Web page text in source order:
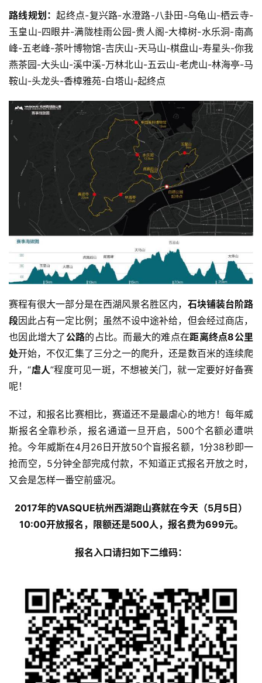
路线规划：起终点-复兴路-水澄路-八卦田-乌龟山-栖云寺-
玉皇山-四眼井-满陇桂雨公园-贵人阁-大樟树-水乐洞-南高
峰-五老峰-茶叶博物馆-吉庆山-天马山-棋盘山-寿星头-你我
燕茶园-大头山-溪中溪-万林北山-五云山-老虎山-林海亭-马
鞍山-头龙头-香樟雅苑-白塔山-起终点
赛程有很大一部分是在西湖风景名胜区内， 石块铺装台阶路
段因此占有一定比例；虽然不设中途补给，但会经过商店，
也因此增大了 公路的占比。而最大的难点在距离终点8公里
处开始，不仅汇集了三分之一的爬升，还是数百米的连续爬
升，“虐人”程度可见一斑，不想被关门，就一定要好好备赛
呢！
不过，和报名比赛相比，赛道还不是最虐心的地方！每年威
斯报名全靠秒杀，报名通道一旦开启，500个名额必遭哄
抢。今年威斯在4月26日开放50个盲报名额，1分38秒即一
抢而空，5分钟全部完成付款，不知道正式报名开放之时，
又会是怎样一番空前盛况。
2017年的VASQUE杭州西湖跑山赛就在今天（5月5日）
10:00开放报名，限额还是500人，报名费为699元。
报名入口请扫如下二维码：